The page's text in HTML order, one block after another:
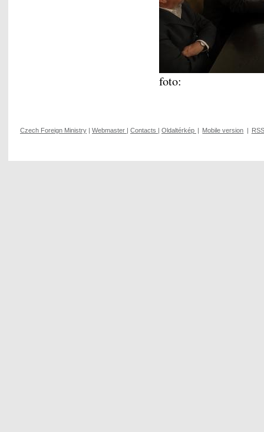
foto:
Czech Foreign Ministry | Webmaster | Contacts | Oldaltérkép | Mobile version | RSS